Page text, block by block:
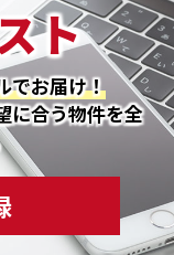
ト
でお届け！
に合う物件を全